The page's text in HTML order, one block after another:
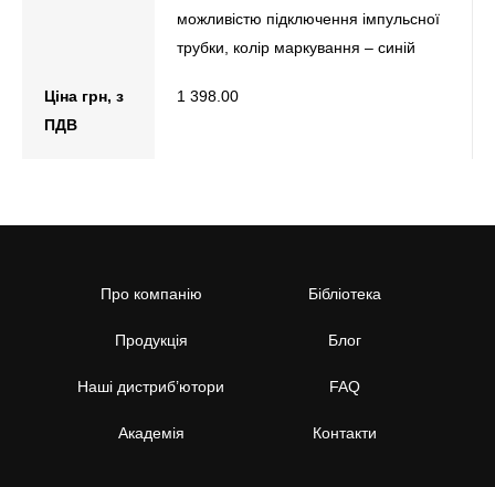
можливістю підключення імпульсної
трубки, колір маркування – синій
Ціна грн, з
ПДВ
1 398.00
Про компанію
Продукція
Наші дистриб’ютори
Академія
Бібліотека
Блог
FAQ
Контакти